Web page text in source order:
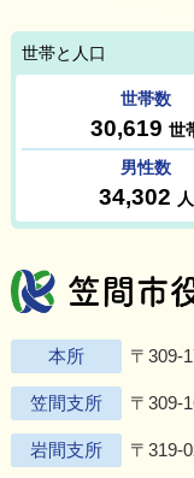
本所 〒309-
笠間支所 〒309-
岩間支所 〒319-